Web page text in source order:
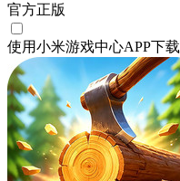
官方正版
使用小米游戏中心APP下载